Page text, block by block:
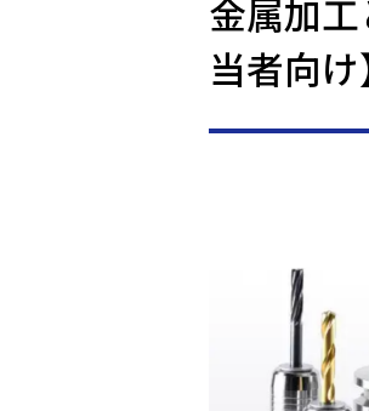
金属加
当者向